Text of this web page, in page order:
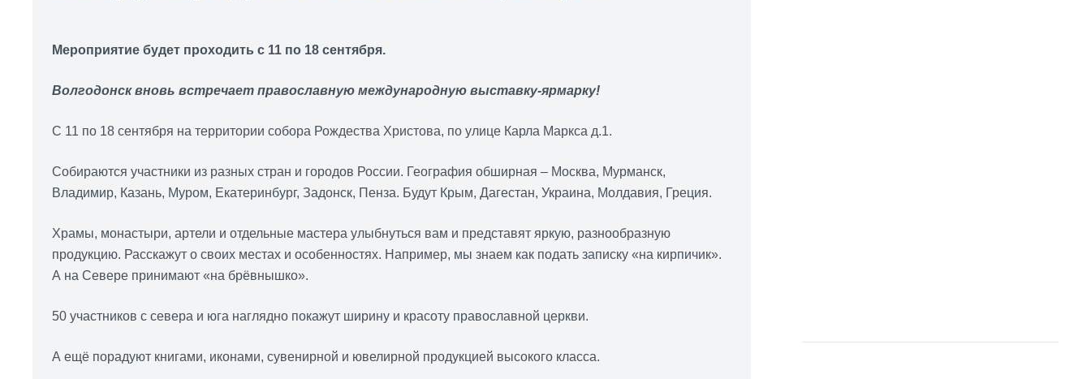
Мероприятие будет проходить с 11 по 18 сентября.
Волгодонск вновь встречает православную международную выставку-ярмарку!
С 11 по 18 сентября на территории собора Рождества Христова, по улице Карла Маркса д.1.
Собираются участники из разных стран и городов России. География обширная – Москва, Мурманск,
Владимир, Казань, Муром, Екатеринбург, Задонск, Пенза. Будут Крым, Дагестан, Украина, Молдавия, Греция.
Храмы, монастыри, артели и отдельные мастера улыбнуться вам и представят яркую, разнообразную
продукцию. Расскажут о своих местах и особенностях. Например, мы знаем как подать записку «на кирпичик».
А на Севере принимают «на брёвнышко».
50 участников с севера и юга наглядно покажут ширину и красоту православной церкви.
А ещё порадуют книгами, иконами, сувенирной и ювелирной продукцией высокого класса.